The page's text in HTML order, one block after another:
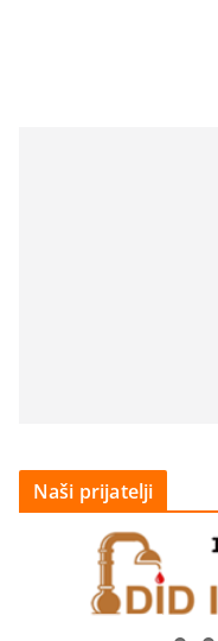
Naši prijatelji